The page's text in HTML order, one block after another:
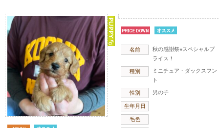
名前
秋の感謝祭⭐︎スペシャルプ
ライス！
種別
ミニチュア・ダックスフン
ト
性別 男の子
生年月日
毛色